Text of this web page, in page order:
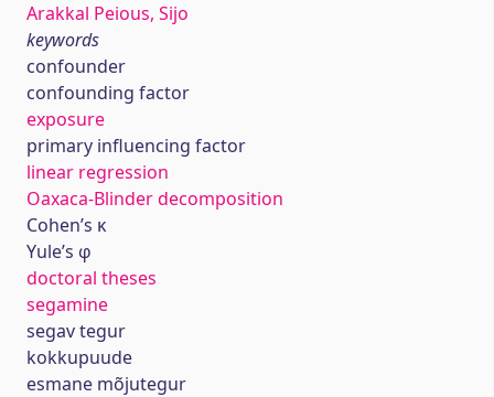
Arakkal Peious, Sijo
keywords
confounder
confounding factor
exposure
primary influencing factor
linear regression
Oaxaca-Blinder decomposition
Cohen’s κ
Yule’s φ
doctoral theses
segamine
segav tegur
kokkupuude
esmane mõjutegur